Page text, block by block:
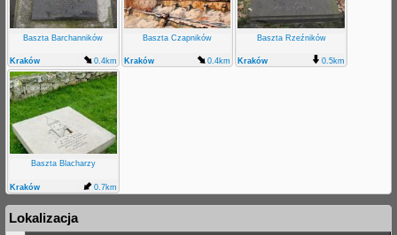
Baszta Barchanników
Kraków 0.4km
Baszta Czapników
Kraków 0.4km
Baszta Rzeźników
Kraków 0.5km
Baszta Blacharzy
Kraków 0.7km
Lokalizacja